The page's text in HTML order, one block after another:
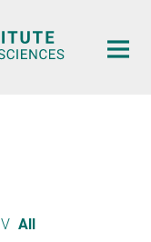
V All